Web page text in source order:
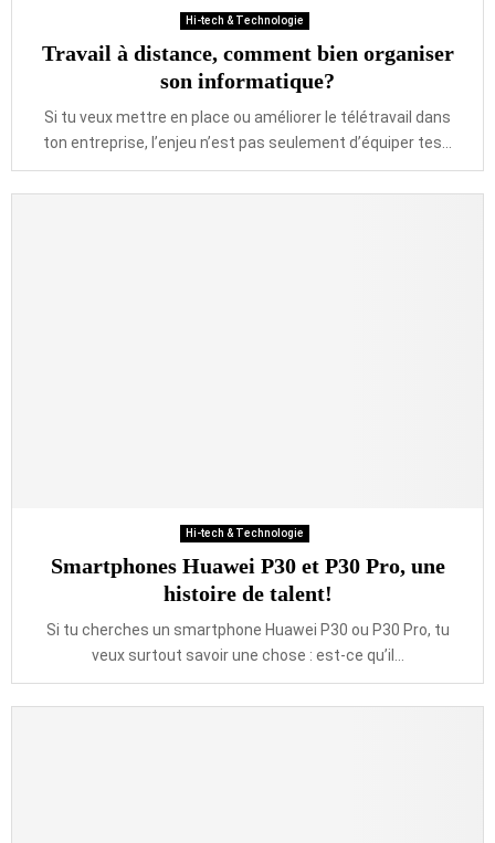
Hi-tech & Technologie
Travail à distance, comment bien organiser
son informatique?
Si tu veux mettre en place ou améliorer le télétravail dans
ton entreprise, l’enjeu n’est pas seulement d’équiper tes...
Hi-tech & Technologie
Smartphones Huawei P30 et P30 Pro, une
histoire de talent!
Si tu cherches un smartphone Huawei P30 ou P30 Pro, tu
veux surtout savoir une chose : est-ce qu’il...